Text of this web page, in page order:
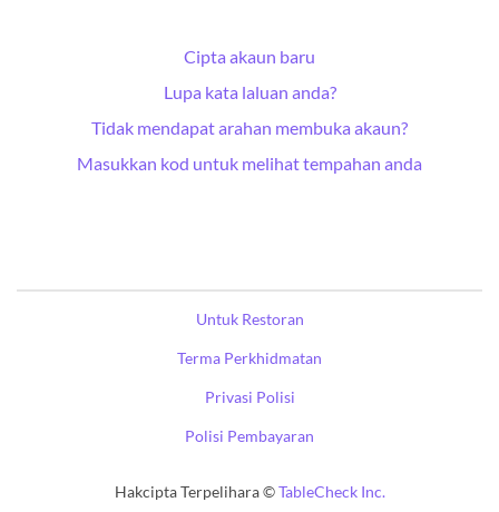
Cipta akaun baru
Lupa kata laluan anda?
Tidak mendapat arahan membuka akaun?
Masukkan kod untuk melihat tempahan anda
Untuk Restoran
Terma Perkhidmatan
Privasi Polisi
Polisi Pembayaran
Hakcipta Terpelihara ©TableCheck Inc.